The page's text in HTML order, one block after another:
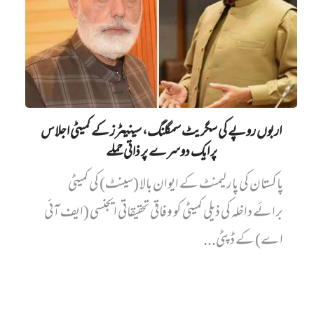
اربوں روپے کی سگریٹ سمگلنگ، سینیٹرز کے کمیٹی اجلاس
پر ایک دوسرے پر ذاتی حملے
پاکستان کی پارلیمنٹ کے ایوان بالا (سینٹ) کی کمیٹی
برائے داخلہ کی ذیلی کمیٹی کو وفاقی تحقیقاتی ایجنسی (ایف آئی
اے) کے ڈپٹی...